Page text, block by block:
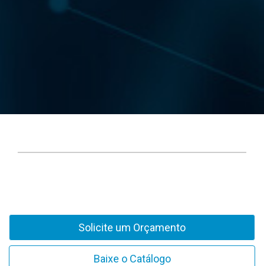
Solicite um Orçamento
Baixe o Catálogo